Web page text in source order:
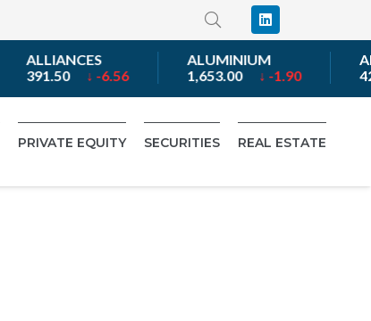
ALLIANCES
391.50↓ -6.56
ALUMINIUM
1,653.00↓ -1.90
PRIVATE EQUITY SECURITIES REAL ESTATE